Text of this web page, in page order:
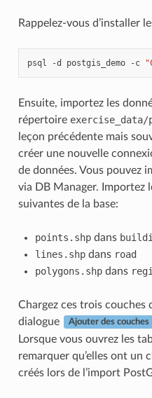
Rappelez-vous d’installer
psql -d postgis_demo -c
Ensuite, importez les
répertoire
leçon précédente mais
créer une nouvelle
de données. Vous pouvez
via DB Manager. Importez
suivantes de la base:
points.shpdans
lines.shpdans road
polygons.shpdans
Chargez ces trois couches
dialogue
Ajouter des couches
Lorsque vous ouvrez les
remarquer qu’elles ont un
créés lors de l’import